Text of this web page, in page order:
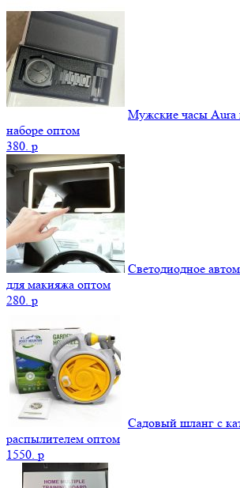
Мужские часы Aura
наборе оптом
380. p
Светодиодное
для макияжа оптом
280. p
Садовый шланг с
распылителем оптом
1550. p